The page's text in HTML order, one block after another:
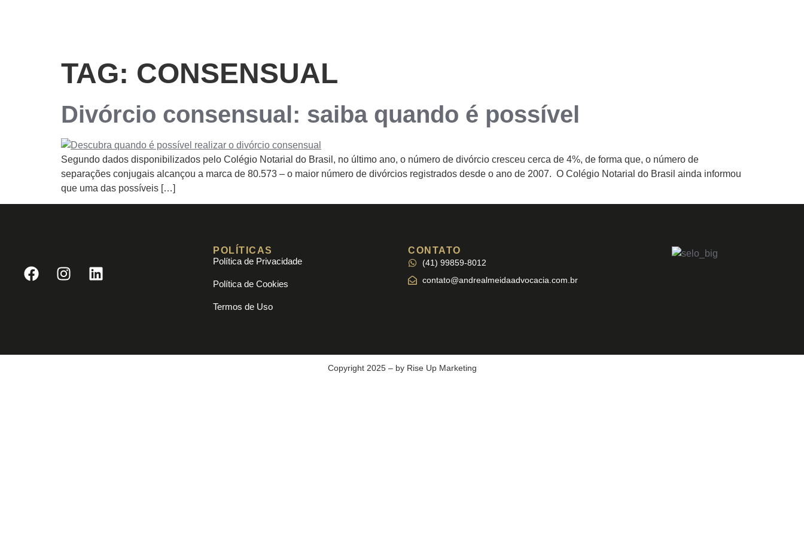
TAG: CONSENSUAL
Divórcio consensual: saiba quando é possível
Segundo dados disponibilizados pelo Colégio Notarial do Brasil, no último ano, o número de divórcio cresceu cerca de 4%, de forma que, o número de
separações conjugais alcançou a marca de 80.573 – o maior número de divórcios registrados desde o ano de 2007. O Colégio Notarial do Brasil ainda informou
que uma das possíveis […]
POLÍTICAS
Política de Privacidade
Política de Cookies
Termos de Uso
CONTATO
(41) 99859-8012
contato@andrealmeidaadvocacia.com.br
Copyright 2025 – by Rise Up Marketing